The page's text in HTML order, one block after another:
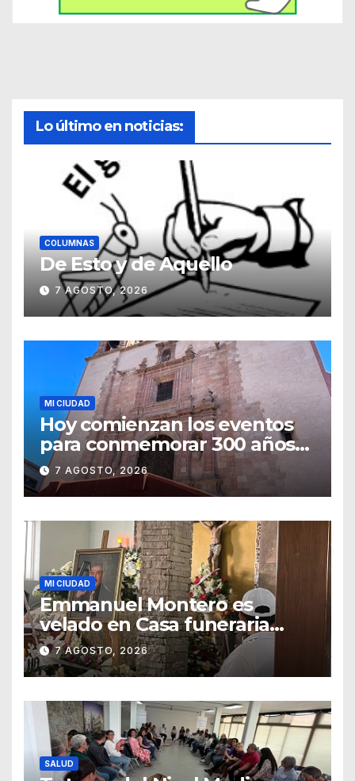
Lo último en noticias:
COLUMNAS
De Esto y de Aquello
7 AGOSTO, 2026
MI CIUDAD
Hoy comienzan los eventos
para conmemorar 300 años
del templo de San Roque
7 AGOSTO, 2026
MI CIUDAD
Emmanuel Montero es
velado en Casa funeraria
Forasté
7 AGOSTO, 2026
SALUD